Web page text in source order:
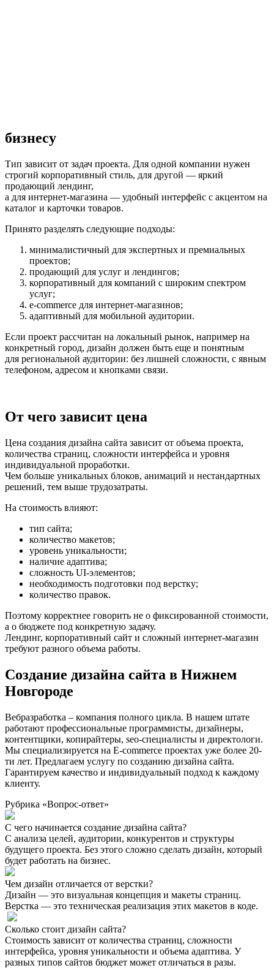
бизнесу
Тип зависит от задач проекта. Для одной компании нужен
строгий корпоративный стиль, для другой — яркий
продающий лендинг,
а для интернет-магазина — удобный интерфейс с акцентом на
каталог и карточки товаров.
Принято разделять следующие подходы:
минималистичный для экспертных и премиальных
проектов;
продающий для услуг и лендингов;
корпоративный для компаний с широким спектром
услуг;
e-commerce для интернет-магазинов;
адаптивный для мобильной аудитории.
Если проект рассчитан на локальный рынок, например на
конкретный город, дизайн должен быть еще и понятным
для региональной аудитории: без лишней сложности, с явным
телефоном, адресом и кнопками связи.
От чего зависит цена
Цена создания дизайна сайта зависит от объема проекта,
количества страниц, сложности интерфейса и уровня
индивидуальной проработки.
Чем больше уникальных блоков, анимаций и нестандартных
решений, тем выше трудозатраты.
На стоимость влияют:
тип сайта;
количество макетов;
уровень уникальности;
наличие адаптива;
сложность UI-элементов;
необходимость подготовки под верстку;
количество правок.
Поэтому корректнее говорить не о фиксированной стоимости,
а о бюджете под конкретную задачу.
Лендинг, корпоративный сайт и сложный интернет-магазин
требуют разного объема работы.
Создание дизайна сайта в Нижнем
Новгороде
Вебразработка – компания полного цикла. В нашем штате
работают профессиональные программисты, дизайнеры,
контентщики, копирайтеры, seo-специалисты и директологи.
Мы специализируется на E-commerce проектах уже более 20-
ти лет. Предлагаем услугу по созданию дизайна сайта.
Гарантируем качество и индивидуальный подход к каждому
клиенту.
Рубрика «Вопрос-ответ»
С чего начинается создание дизайна сайта?
С анализа целей, аудитории, конкурентов и структуры
будущего проекта. Без этого сложно сделать дизайн, который
будет работать на бизнес.
Чем дизайн отличается от верстки?
Дизайн — это визуальная концепция и макеты страниц.
Верстка — это техническая реализация этих макетов в коде.
Сколько стоит дизайн сайта?
Стоимость зависит от количества страниц, сложности
интерфейса, уровня уникальности и объема адаптива. У
разных типов сайтов бюджет может отличаться в разы.